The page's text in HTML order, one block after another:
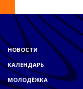
НОВОСТИ
КАЛЕНДАРЬ
МОЛОДЁЖКА